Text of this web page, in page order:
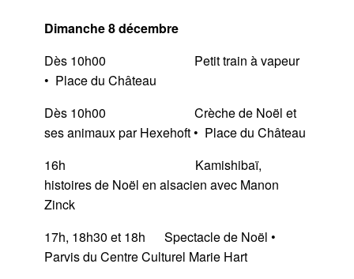
Dimanche 8 décembre
Dès 10h00 Petit train à vapeur
• Place du Château
Dès 10h00 Crèche de Noël et
ses animaux par Hexehoft • Place du Château
16h Kamishibaï,
histoires de Noël en alsacien avec Manon
Zinck
17h, 18h30 et 18h Spectacle de Noël •
Parvis du Centre Culturel Marie Hart